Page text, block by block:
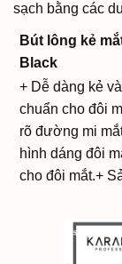
sạch bằng các
Bút lông kẻ
Black
+ Dễ dàng kẻ
chuẩn cho đôi
rõ đường mi
hình dáng đôi
cho đôi mắt.+